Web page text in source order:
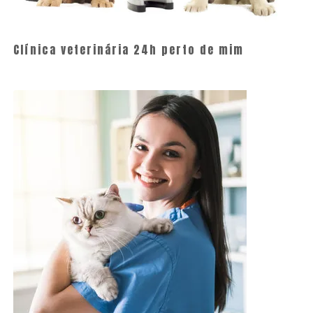
Clínica veterinária 24h perto de mim